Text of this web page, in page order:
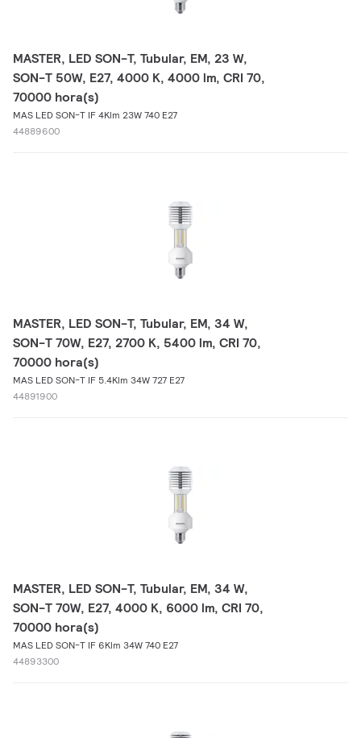
MASTER, LED SON-T, Tubular, EM, 23 W,
SON-T 50W, E27, 4000 K, 4000 lm, CRI 70,
70000 hora(s)
MAS LED SON-T IF 4Klm 23W 740 E27
44889600
MASTER, LED SON-T, Tubular, EM, 34 W,
SON-T 70W, E27, 2700 K, 5400 lm, CRI 70,
70000 hora(s)
MAS LED SON-T IF 5.4Klm 34W 727 E27
44891900
MASTER, LED SON-T, Tubular, EM, 34 W,
SON-T 70W, E27, 4000 K, 6000 lm, CRI 70,
70000 hora(s)
MAS LED SON-T IF 6Klm 34W 740 E27
44893300